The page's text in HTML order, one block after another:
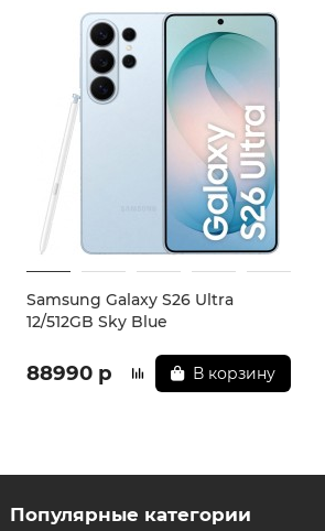
необходимо уточнять у
числе единый магазин
Samsung Galaxy S26 Ultra
12/512GB Sky Blue
88990 р В корзину
Популярные категории